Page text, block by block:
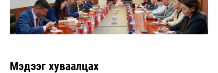
Мэдээг хуваалцах